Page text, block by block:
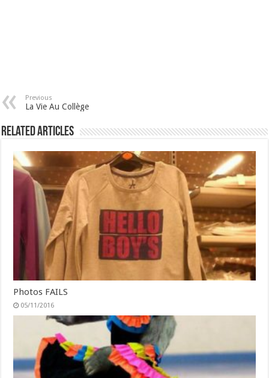
Previous
La Vie Au Collège
Related Articles
Photos FAILS
05/11/2016